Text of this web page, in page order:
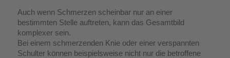
Auch wenn Schmerzen scheinbar nur an einer
bestimmten Stelle auftreten, kann das Gesamtbild
komplexer sein.
Bei einem schmerzenden Knie oder einer verspannten
Schulter können beispielsweise nicht nur die betroffene